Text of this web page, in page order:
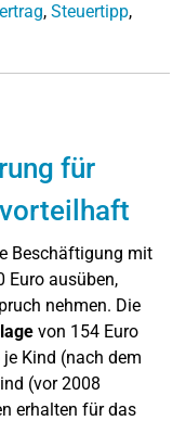
, Steuertipp,
für
Beschäftigung mit
Euro ausüben,
nehmen. Die
von 154 Euro
Kind (nach dem
(vor 2008
erhalten für das